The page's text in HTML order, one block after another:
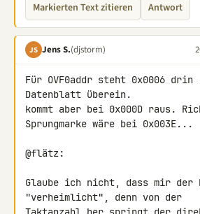
Markierten Text zitieren Antwort
JS Jens S.(djstorm)
Für OVF0addr steht 0x0006
Datenblatt überein.
kommt aber bei 0x000D raus.
Sprungmarke wäre bei 0x003E...
@flätz:
Glaube ich nicht, dass mir der
"verheimlicht", denn von der